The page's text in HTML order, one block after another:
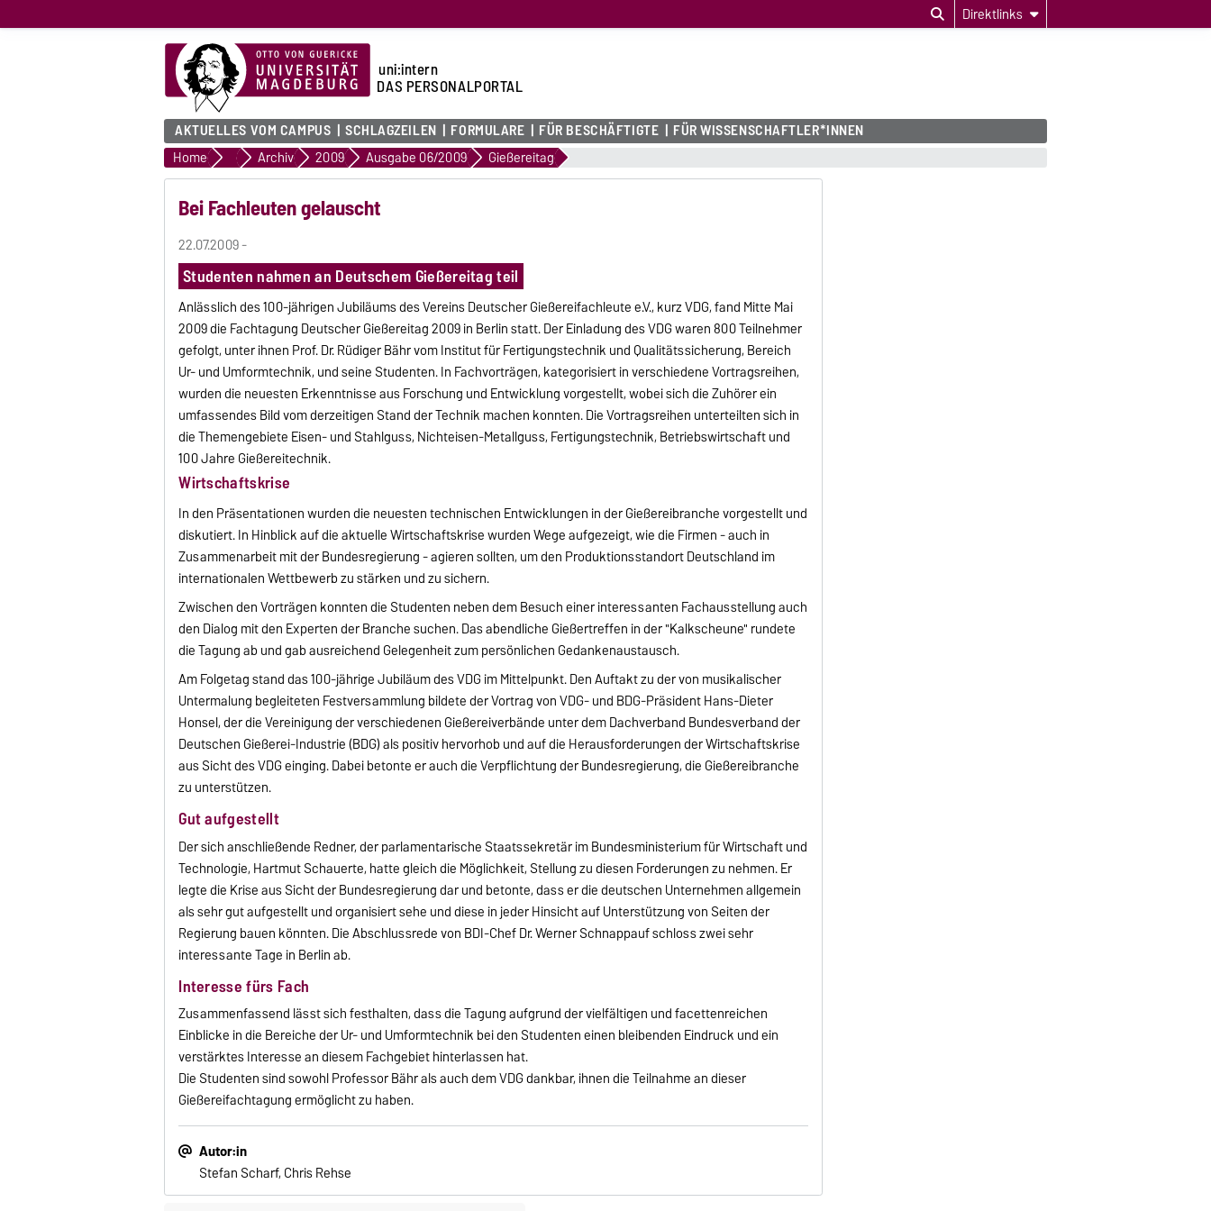
Direktlinks
uni:intern
DAS PERSONALPORTAL
AKTUELLES VOM CAMPUS SCHLAGZEILEN FORMULARE FÜR BESCHÄFTIGTE FÜR WISSENSCHAFTLER*INNEN
Home uni:report
Archiv 2009 Ausgabe 06/2009 Gießereitag
Bei Fachleuten gelauscht
22.07.2009 -
Studenten nahmen an Deutschem Gießereitag teil
Anlässlich des 100-jährigen Jubiläums des Vereins Deutscher Gießereifachleute e.V., kurz VDG, fand Mitte Mai
2009 die Fachtagung Deutscher Gießereitag 2009 in Berlin statt. Der Einladung des VDG waren 800 Teilnehmer
gefolgt, unter ihnen Prof. Dr. Rüdiger Bähr vom Institut für Fertigungstechnik und Qualitätssicherung, Bereich
Ur- und Umformtechnik, und seine Studenten. In Fachvorträgen, kategorisiert in verschiedene Vortragsreihen,
wurden die neuesten Erkenntnisse aus Forschung und Entwicklung vorgestellt, wobei sich die Zuhörer ein
umfassendes Bild vom derzeitigen Stand der Technik machen konnten. Die Vortragsreihen unterteilten sich in
die Themengebiete Eisen- und Stahlguss, Nichteisen-Metallguss, Fertigungstechnik, Betriebswirtschaft und
100 Jahre Gießereitechnik.
Wirtschaftskrise
In den Präsentationen wurden die neuesten technischen Entwicklungen in der Gießereibranche vorgestellt und
diskutiert. In Hinblick auf die aktuelle Wirtschaftskrise wurden Wege aufgezeigt, wie die Firmen - auch in
Zusammenarbeit mit der Bundesregierung - agieren sollten, um den Produktionsstandort Deutschland im
internationalen Wettbewerb zu stärken und zu sichern.
Zwischen den Vorträgen konnten die Studenten neben dem Besuch einer interessanten Fachausstellung auch
den Dialog mit den Experten der Branche suchen. Das abendliche Gießertreffen in der "Kalkscheune" rundete
die Tagung ab und gab ausreichend Gelegenheit zum persönlichen Gedankenaustausch.
Am Folgetag stand das 100-jährige Jubiläum des VDG im Mittelpunkt. Den Auftakt zu der von musikalischer
Untermalung begleiteten Festversammlung bildete der Vortrag von VDG- und BDG-Präsident Hans-Dieter
Honsel, der die Vereinigung der verschiedenen Gießereiverbände unter dem Dachverband Bundesverband der
Deutschen Gießerei-Industrie (BDG) als positiv hervorhob und auf die Herausforderungen der Wirtschaftskrise
aus Sicht des VDG einging. Dabei betonte er auch die Verpflichtung der Bundesregierung, die Gießereibranche
zu unterstützen.
Gut aufgestellt
Der sich anschließende Redner, der parlamentarische Staatssekretär im Bundesministerium für Wirtschaft und
Technologie, Hartmut Schauerte, hatte gleich die Möglichkeit, Stellung zu diesen Forderungen zu nehmen. Er
legte die Krise aus Sicht der Bundesregierung dar und betonte, dass er die deutschen Unternehmen allgemein
als sehr gut aufgestellt und organisiert sehe und diese in jeder Hinsicht auf Unterstützung von Seiten der
Regierung bauen könnten. Die Abschlussrede von BDI-Chef Dr. Werner Schnappauf schloss zwei sehr
interessante Tage in Berlin ab.
Interesse fürs Fach
Zusammenfassend lässt sich festhalten, dass die Tagung aufgrund der vielfältigen und facettenreichen
Einblicke in die Bereiche der Ur- und Umformtechnik bei den Studenten einen bleibenden Eindruck und ein
verstärktes Interesse an diesem Fachgebiet hinterlassen hat.
Die Studenten sind sowohl Professor Bähr als auch dem VDG dankbar, ihnen die Teilnahme an dieser
Gießereifachtagung ermöglicht zu haben.
Autor:in
Stefan Scharf, Chris Rehse